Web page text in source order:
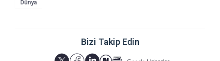
Dünya
Bizi Takip Edin